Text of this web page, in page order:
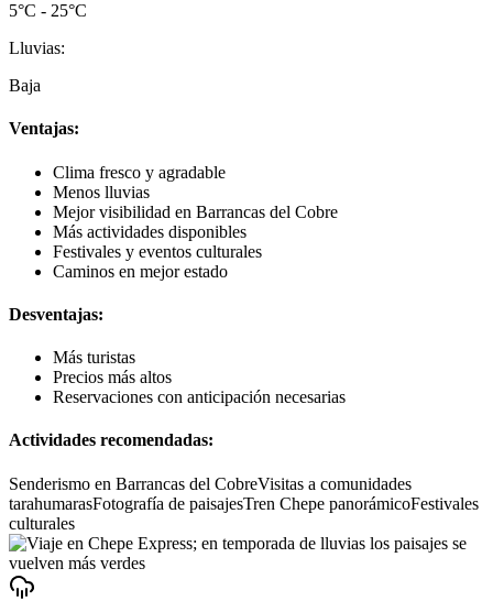
5°C - 25°C
Lluvias:
Baja
Ventajas:
Clima fresco y agradable
Menos lluvias
Mejor visibilidad en Barrancas del Cobre
Más actividades disponibles
Festivales y eventos culturales
Caminos en mejor estado
Desventajas:
Más turistas
Precios más altos
Reservaciones con anticipación necesarias
Actividades recomendadas:
Senderismo en Barrancas del CobreVisitas a comunidades
tarahumarasFotografía de paisajesTren Chepe panorámicoFestivales
culturales